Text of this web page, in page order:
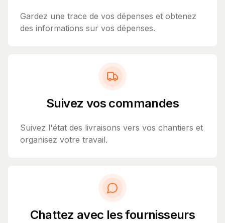
Gardez une trace de vos dépenses et obtenez
des informations sur vos dépenses.
Suivez vos commandes
Suivez l'état des livraisons vers vos chantiers et
organisez votre travail.
Chattez avec les fournisseurs